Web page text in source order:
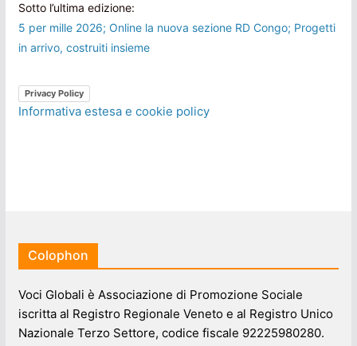
Sotto l’ultima edizione:
5 per mille 2026; Online la nuova sezione RD Congo; Progetti
in arrivo, costruiti insieme
Privacy Policy
Informativa estesa e cookie policy
Colophon
Voci Globali è Associazione di Promozione Sociale
iscritta al Registro Regionale Veneto e al Registro Unico
Nazionale Terzo Settore, codice fiscale 92225980280.